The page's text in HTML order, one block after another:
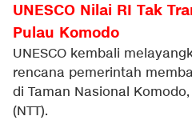
UNESCO Nilai RI Tak
Pulau Komodo
UNESCO kembali
rencana pemerintah
di Taman Nasional
(NTT).